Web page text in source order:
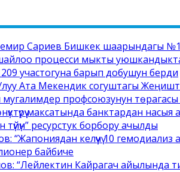
Сариев Бишкек шаарындагы
процесси мыкты уюшкандыкта
участогуна барып добушун берди
Ата Мекендик согуштагы
профсоюзунун
максатында банктардан насыя
ресурстук борбору ачылды
“Жапониядан келүүчү 10
байбиче
“Лейлектин Кайрагач айылында